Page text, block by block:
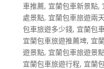
車推薦, 宜蘭包車新景點,
處景點, 宜蘭包車旅遊兩
包車旅遊多少錢, 宜蘭包
宜蘭包車旅遊推薦埤, 宜
遊景點, 宜蘭包車旅遊景
宜蘭包車旅遊行程, 宜蘭